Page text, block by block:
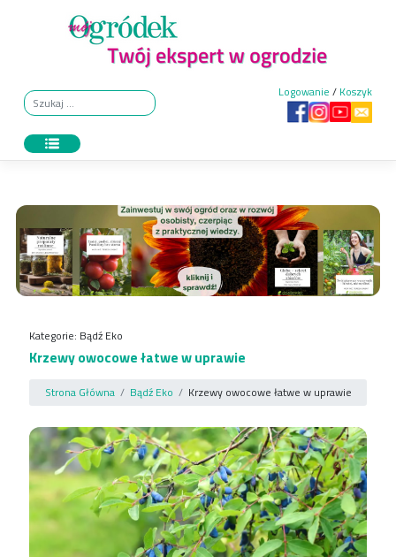
Logowanie / Koszyk
Kategorie: Bądź Eko
Krzewy owocowe łatwe w uprawie
Strona Główna Bądź Eko Krzewy owocowe łatwe w uprawie